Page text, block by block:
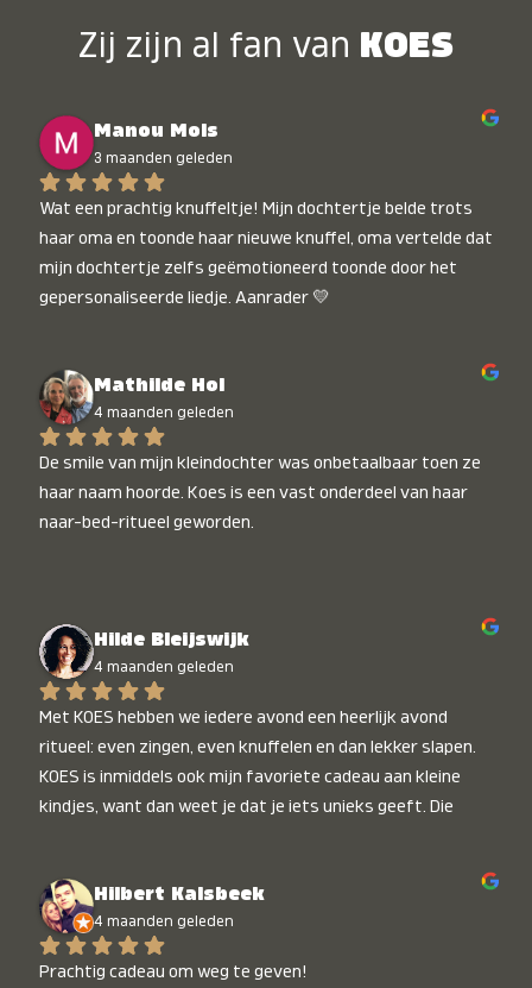
Zij zijn al fan van KOES
Manou Mols
3 maanden geleden
Wat een prachtig knuffeltje! Mijn dochtertje belde trots
haar oma en toonde haar nieuwe knuffel, oma vertelde dat
mijn dochtertje zelfs geëmotioneerd toonde door het
gepersonaliseerde liedje. Aanrader 💛
Mathilde Hol
4 maanden geleden
De smile van mijn kleindochter was onbetaalbaar toen ze
haar naam hoorde. Koes is een vast onderdeel van haar
naar-bed-ritueel geworden.
Hilde Bleijswijk
4 maanden geleden
Met KOES hebben we iedere avond een heerlijk avond
ritueel: even zingen, even knuffelen en dan lekker slapen.
KOES is inmiddels ook mijn favoriete cadeau aan kleine
kindjes, want dan weet je dat je iets unieks geeft. Die
Hilbert Kalsbeek
4 maanden geleden
Prachtig cadeau om weg te geven!